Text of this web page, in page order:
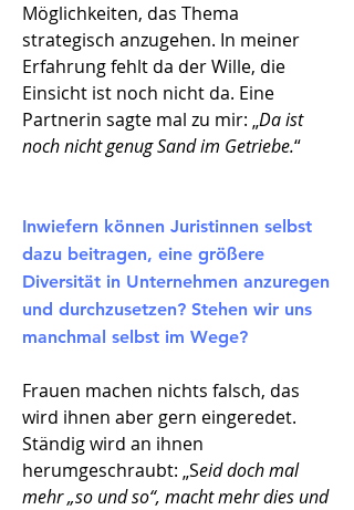
Möglichkeiten, das Thema
strategisch anzugehen. In meiner
Erfahrung fehlt da der Wille, die
Einsicht ist noch nicht da. Eine
Partnerin sagte mal zu mir: „Da ist
noch nicht genug Sand im Getriebe.“
Inwiefern können Juristinnen selbst
dazu beitragen, eine größere
Diversität in Unternehmen anzuregen
und durchzusetzen? Stehen wir uns
manchmal selbst im Wege?
Frauen machen nichts falsch, das
wird ihnen aber gern eingeredet.
Ständig wird an ihnen
herumgeschraubt: „Seid doch mal
mehr „so und so“, macht mehr dies und